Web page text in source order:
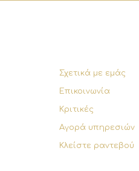
Σχετικά με εμάς
Επικοινωνία
Κριτικές
Αγορά υπηρεσιών
Κλείστε ραντεβού